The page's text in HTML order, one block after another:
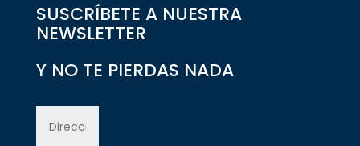
SUSCRÍBETE A NUESTRA
NEWSLETTER
Y NO TE PIERDAS NADA